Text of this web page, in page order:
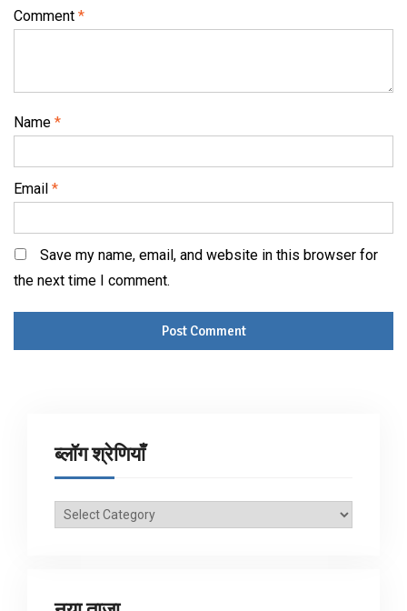
Comment *
Name *
Email *
Save my name, email, and website in this browser for
the next time I comment.
ब्लॉग श्रेणियाँ
ब्लॉग